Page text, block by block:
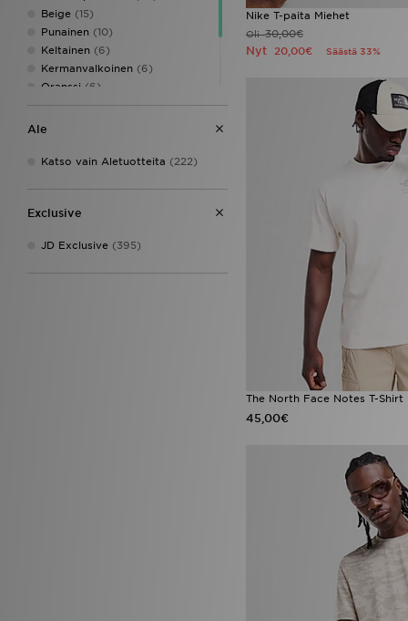
Vans(7)
Zavetti Canada
Beige (15)
Punainen (10)
Keltainen (6)
Kermanvalkoinen (6)
Oranssi (6)
Violetti(5)
Ale
Katso vain Aletuotteita (222)
Exclusive
JD Exclusive (395)
Nike T-paita Miehet
Oli30,00€
Nyt 20,00€ Säästä 33%
The North Face Notes T-Shirt
45,00€